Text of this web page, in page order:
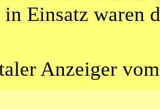
Einsatz waren
Anzeiger